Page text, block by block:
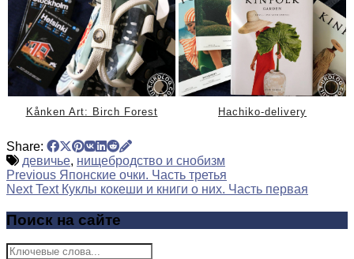
Kånken Art: Birch Forest Hachiko-delivery
Share:
девичье, нищебродство и снобизм
Previous Японские очки. Часть третья
Next Text Куклы кокеши и книги о них. Часть первая
Поиск на сайте